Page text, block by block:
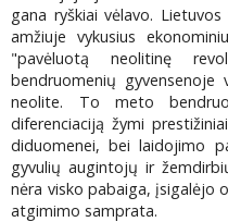
gana ryškiai vėlavo.
amžiuje vykusius
"pavėluotą neolitinę
bendruomenių gyvensenoje
neolite. To meto
diferenciaciją žymi
diduomenei, bei laidojimo
gyvulių augintojų ir
nėra visko pabaiga, įsigalėjo
atgimimo samprata.